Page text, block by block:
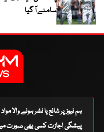
سامنے آ گیا
ہم نیوز پر شائع یا نشر ہونے والا
پیشگی اجازت کسی بھی صورت میں